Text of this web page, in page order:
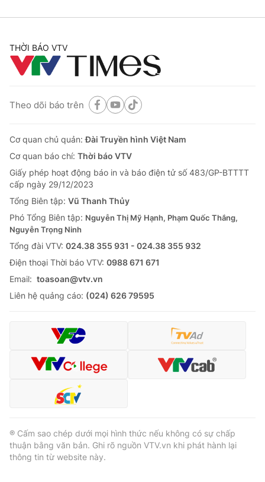
Liên hệ tòa soạn English
Theo dõi báo trên
Cơ quan chủ quản: Đài Truyền hình Việt Nam
Cơ quan báo chí:Thời báo VTV
Giấy phép hoạt động báo in và báo điện tử số 483/GP-BTTTT
cấp ngày 29/12/2023
Tổng Biên tập:Vũ Thanh Thủy
Phó Tổng Biên tập: Nguyễn Thị Mỹ Hạnh, Phạm Quốc Thắng,
Ðiện thoại Thời báo VTV:
Email:toasoan@vtv.vn
Liên hệ quảng cáo:024-7300.7108
THỜI BÁO VTV
Theo dõi báo trên
Cơ quan chủ quản:Đài Truyền hình Việt Nam
Cơ quan báo chí: Thời báo VTV
Giấy phép hoạt động báo in và báo điện tử số 483/GP-BTTTT
cấp ngày 29/12/2023
Tổng Biên tập: Vũ Thanh Thủy
Phó Tổng Biên tập: Nguyễn Thị Mỹ Hạnh, Phạm Quốc Thắng,
Nguyễn Trọng Ninh
Tổng đài VTV: 024.38 355 931 - 024.38 355 932
Ðiện thoại Thời báo VTV: 0988 671 671
Email: toasoan@vtv.vn
Liên hệ quảng cáo: (024) 626 79595
® Cấm sao chép dưới mọi hình thức nếu không có sự chấp
thuận bằng văn bản. Ghi rõ nguồn VTV.vn khi phát hành lại
thông tin từ website này.